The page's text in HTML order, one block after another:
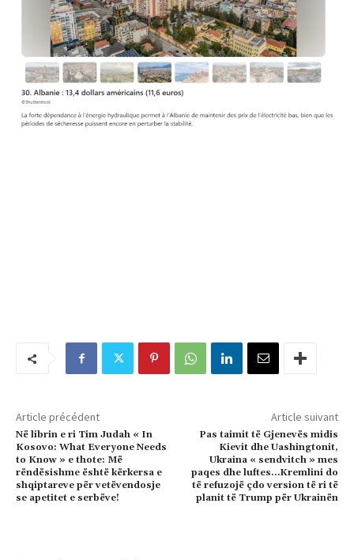
Article précédent
Në librin e ri Tim Judah « In
Kosovo: What Everyone Needs
to Know » e thote: Më
rëndësishme është kërkersa e
shqiptareve për vetëvendosje
se apetitet e serbëve!
Article suivant
Pas taimit të Gjenevës midis
Kievit dhe Uashingtonit,
Ukraina « sendvitch » mes
paqes dhe luftes…Kremlini do
të refuzojë çdo version të ri të
planit të Trump për Ukrainën